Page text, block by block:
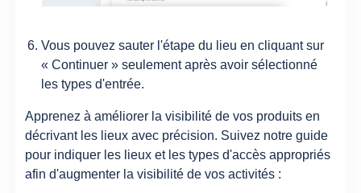
Vous pouvez sauter l'étape du lieu en cliquant sur
« Continuer » seulement après avoir sélectionné
les types d'entrée.
Apprenez à améliorer la visibilité de vos produits en
décrivant les lieux avec précision. Suivez notre guide
pour indiquer les lieux et les types d'accès appropriés
afin d'augmenter la visibilité de vos activités :